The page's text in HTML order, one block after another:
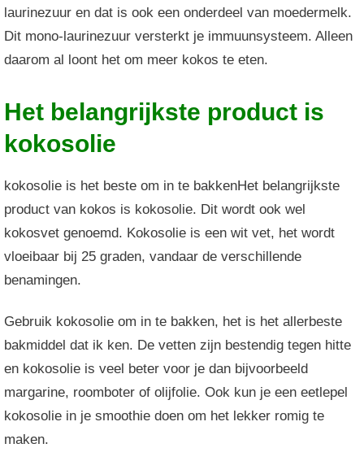
laurinezuur en dat is ook een onderdeel van moedermelk.
Dit mono-laurinezuur versterkt je immuunsysteem. Alleen
daarom al loont het om meer kokos te eten.
Het belangrijkste product is
kokosolie
kokosolie is het beste om in te bakkenHet belangrijkste
product van kokos is kokosolie. Dit wordt ook wel
kokosvet genoemd. Kokosolie is een wit vet, het wordt
vloeibaar bij 25 graden, vandaar de verschillende
benamingen.
Gebruik kokosolie om in te bakken, het is het allerbeste
bakmiddel dat ik ken. De vetten zijn bestendig tegen hitte
en kokosolie is veel beter voor je dan bijvoorbeeld
margarine, roomboter of olijfolie. Ook kun je een eetlepel
kokosolie in je smoothie doen om het lekker romig te
maken.